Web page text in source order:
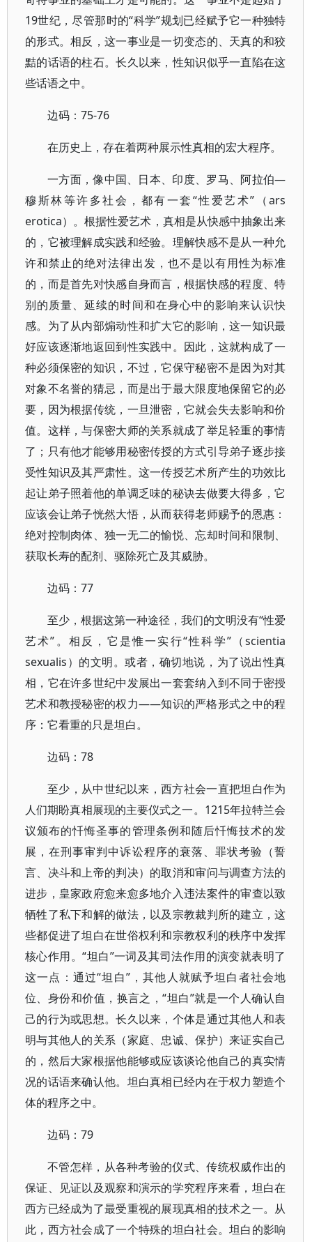
19世纪，尽管那时的“科学”规划已经赋予它一种独特
的形式。相反，这一事业是一切变态的、天真的和狡
黠的话语的柱石。长久以来，性知识似乎一直陷在这
些话语之中。
边码：75-76
在历史上，存在着两种展示性真相的宏大程序。
一方面，像中国、日本、印度、罗马、阿拉伯—
穆斯林等许多社会，都有一套“性爱艺术”（ars
erotica）。根据性爱艺术，真相是从快感中抽象出来
的，它被理解成实践和经验。理解快感不是从一种允
许和禁止的绝对法律出发，也不是以有用性为标准
的，而是首先对快感自身而言，根据快感的程度、特
别的质量、延续的时间和在身心中的影响来认识快
感。为了从内部煽动性和扩大它的影响，这一知识最
好应该逐渐地返回到性实践中。因此，这就构成了一
种必须保密的知识，不过，它保守秘密不是因为对其
对象不名誉的猜忌，而是出于最大限度地保留它的必
要，因为根据传统，一旦泄密，它就会失去影响和价
值。这样，与保密大师的关系就成了举足轻重的事情
了；只有他才能够用秘密传授的方式引导弟子逐步接
受性知识及其严肃性。这一传授艺术所产生的功效比
起让弟子照着他的单调乏味的秘诀去做要大得多，它
应该会让弟子恍然大悟，从而获得老师赐予的恩惠：
绝对控制肉体、独一无二的愉悦、忘却时间和限制、
获取长寿的配剂、驱除死亡及其威胁。
边码：77
至少，根据这第一种途径，我们的文明没有“性爱
艺术”。相反，它是惟一实行“性科学”（scientia
sexualis）的文明。或者，确切地说，为了说出性真
相，它在许多世纪中发展出一套套纳入到不同于密授
艺术和教授秘密的权力——知识的严格形式之中的程
序：它看重的只是坦白。
边码：78
至少，从中世纪以来，西方社会一直把坦白作为
人们期盼真相展现的主要仪式之一。1215年拉特兰会
议颁布的忏悔圣事的管理条例和随后忏悔技术的发
展，在刑事审判中诉讼程序的衰落、罪状考验（誓
言、决斗和上帝的判决）的取消和审问与调查方法的
进步，皇家政府愈来愈多地介入违法案件的审查以致
牺牲了私下和解的做法，以及宗教裁判所的建立，这
些都促进了坦白在世俗权利和宗教权利的秩序中发挥
核心作用。“坦白”一词及其司法作用的演变就表明了
这一点：通过“坦白”，其他人就赋予坦白者社会地
位、身份和价值，换言之，“坦白”就是一个人确认自
己的行为或思想。长久以来，个体是通过其他人和表
明与其他人的关系（家庭、忠诚、保护）来证实自己
的，然后大家根据他能够或应该谈论他自己的真实情
况的话语来确认他。坦白真相已经内在于权力塑造个
体的程序之中。
边码：79
不管怎样，从各种考验的仪式、传统权威作出的
保证、见证以及观察和演示的学究程序来看，坦白在
西方已经成为了最受重视的展现真相的技术之一。从
此，西方社会成了一个特殊的坦白社会。坦白的影响